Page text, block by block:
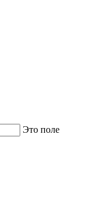
Это поле